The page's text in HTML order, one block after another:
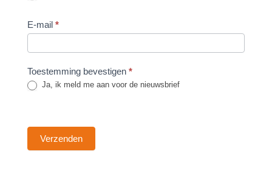
E-mail *
Toestemming bevestigen *
Ja, ik meld me aan voor de nieuwsbrief
Verzenden